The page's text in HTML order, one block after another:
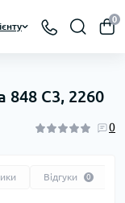
0
848 С3, 2260
0
Відгуки 0